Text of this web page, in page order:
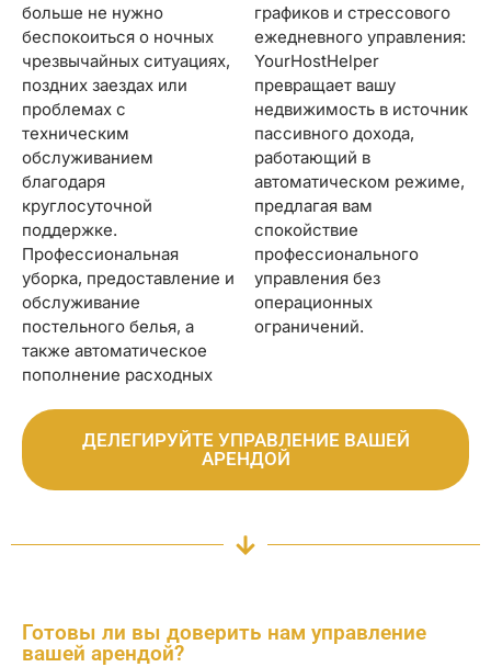
больше не нужно
беспокоиться о ночных
чрезвычайных ситуациях,
поздних заездах или
проблемах с
техническим
обслуживанием
благодаря
круглосуточной
поддержке.
Профессиональная
уборка, предоставление и
обслуживание
постельного белья, а
также автоматическое
пополнение расходных
графиков и стрессового
ежедневного управления:
YourHostHelper
превращает вашу
недвижимость в источник
пассивного дохода,
работающий в
автоматическом режиме,
предлагая вам
спокойствие
профессионального
управления без
операционных
ограничений.
ДЕЛЕГИРУЙТЕ УПРАВЛЕНИЕ ВАШЕЙ
АРЕНДОЙ
Готовы ли вы доверить нам управление
вашей арендой?